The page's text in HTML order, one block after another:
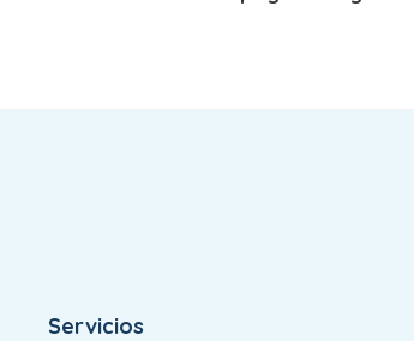
Servicios